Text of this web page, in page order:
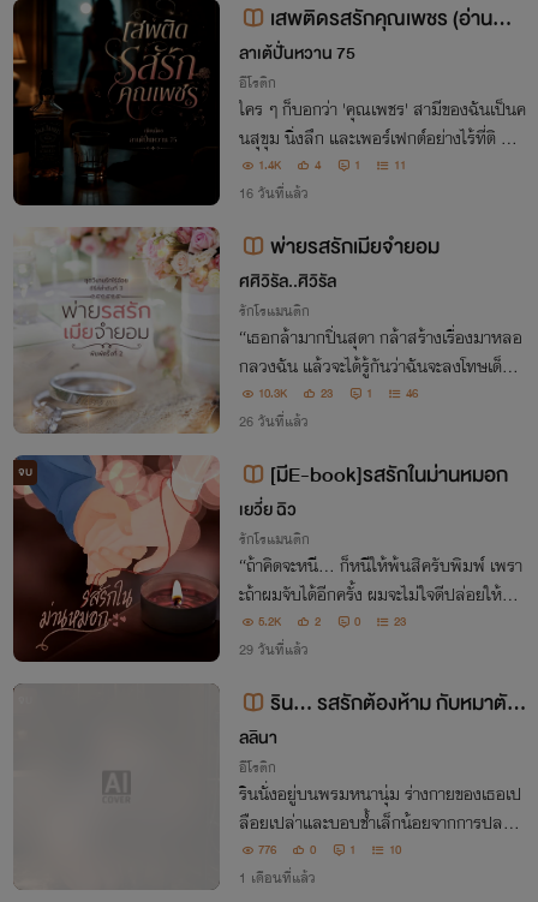
เสพติดรสรักคุณเพชร (อ่านฟรี
จนจบ)
ลาเต้ปั่นหวาน 75
อีโรติก
ใคร ๆ ก็บอกว่า 'คุณเพชร' สามีของฉันเป็นค
นสุขุม นิ่งลึก และเพอร์เฟกต์อย่างไร้ที่ติ ทว่
าความลับที่มีแค่ฉันที่รู้ก็คือ เขาเป็นคนกินดุแ
ละกินจุที่สุดในโลก "คืนนี้ถ้าทำดี พรุ่งนี้อยา
1.4K 4 1 11
16 วันที่แล้ว
พ่ายรสรักเมียจำยอม
ศศิวิรัล..ศิวิรัล
รักโรแมนติก
“เธอกล้ามากปิ่นสุดา กล้าสร้างเรื่องมาหลอ
กลวงฉัน แล้วจะได้รู้กันว่าฉันจะลงโทษเด็กเ
ลี้ยงแกะแบบเธอด้วยวิธีไหน” จบคำพูดเขย่า
ขวัญ เรือนกายแกร่งก็เคลื่อนกายเข้าหาด้วย
10.3K 23 1 46
26 วันที่แล้ว
จบ [มีE-book]รสรักในม่านหมอก
เยวี่ย ฉิว
รักโรแมนติก
“ถ้าคิดจะหนี... ก็หนีให้พ้นสิครับพิมพ์ เพรา
ะถ้าผมจับได้อีกครั้ง ผมจะไม่ใจดีปล่อยให้คุณ
นอนเฉย ๆ แน่!”
5.2K 2 0 23
29 วันที่แล้ว
ริน... รสรักต้องห้าม กับหมาตัวโ
ปรดของเธอ
ลลินา
อีโรติก
รินนั่งอยู่บนพรมหนานุ่ม ร่างกายของเธอเป
ลือยเปล่าและบอบช้ำเล็กน้อยจากการปลดป
ล่อยอย่างต่อเนื่อง แต่แววตาของเธอกลับมีค
วามสุขอย่างที่หาไม่ได้จากโลกภายนอก ไททั
776 0 1 10
1 เดือนที่แล้ว